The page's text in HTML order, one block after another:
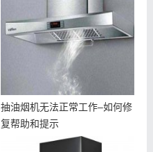
抽油烟机无法正常工作–如何修
复帮助和提示